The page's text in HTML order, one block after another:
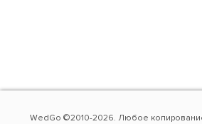
WedGo ©2010-2026. Любое